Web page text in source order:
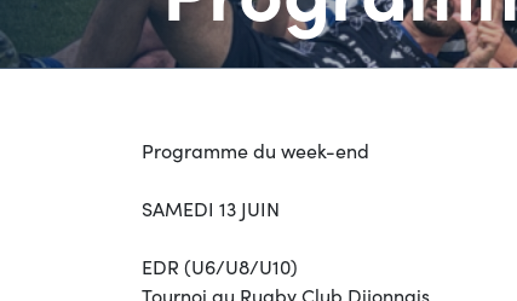
Programme du week-end
SAMEDI 13 JUIN
EDR (U6/U8/U10)